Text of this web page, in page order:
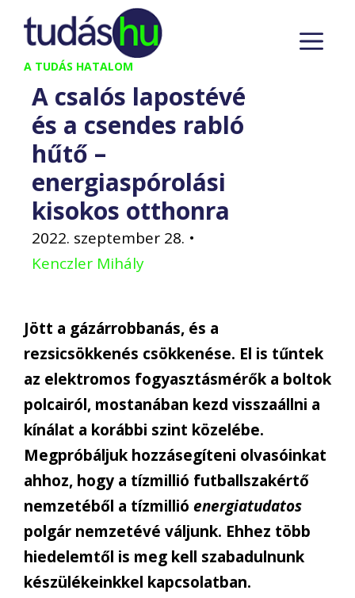
Kilépés
tartalomba
A TUDÁS HATALOM
A csalós lapostévé
és a csendes rabló
hűtő –
energiaspórolási
kisokos otthonra
2022. szeptember 28. •
Kenczler Mihály
Jött a gázárrobbanás, és a
rezsicsökkenés csökkenése. El is tűntek
az elektromos fogyasztásmérők a boltok
polcairól, mostanában kezd visszaállni a
kínálat a korábbi szint közelébe.
Megpróbáljuk hozzásegíteni olvasóinkat
ahhoz, hogy a tízmillió futballszakértő
nemzetéből a tízmillió energiatudatos
polgár nemzetévé váljunk. Ehhez több
hiedelemtől is meg kell szabadulnunk
készülékeinkkel kapcsolatban.